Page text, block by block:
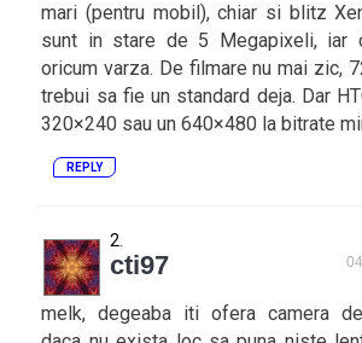
mari (pentru mobil), chiar si blitz
sunt in stare de 5 Megapixeli, iar
oricum varza. De filmare nu mai zic,
trebui sa fie un standard deja. Dar
320×240 sau un 640×480 la bitrate
REPLY
cti97
melk, degeaba iti ofera camera